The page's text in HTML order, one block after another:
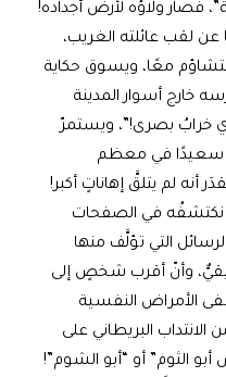
فصار ولاؤه لأرض أجداده!
عن لقب عائلته الغريب،
معًا، ويسوق حكاية
خارج أسوار المدينة
خرابُ بصرى!”، ويستمرّ
سعيدًا في معظم
أنه لم يتلقَّ إهاناتٍ أكبر!
نكتشفُه في الصفحات
التي تؤلَّف منها
وأنّ أقرب شخصٍ إلى
الأمراض النفسية
الانتداب البريطاني على
الثوم” أو “أبو الشوم”!